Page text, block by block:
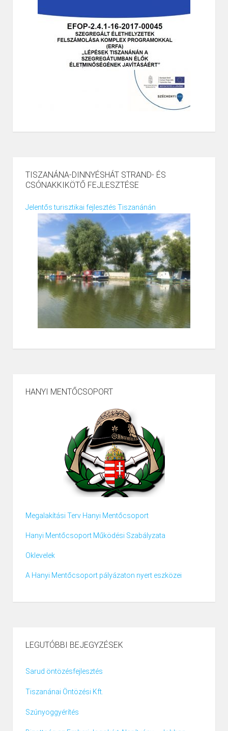
TISZANÁNA-DINNYÉSHÁT STRAND- ÉS
CSÓNAKKIKÖTŐ FEJLESZTÉSE
Jelentős turisztikai fejlesztés Tiszanánán
HANYI MENTŐCSOPORT
Megalakítási Terv Hanyi Mentőcsoport
Hanyi Mentőcsoport Működési Szabályzata
Oklevelek
A Hanyi Mentőcsoport pályázaton nyert eszközei
LEGUTÓBBI BEJEGYZÉSEK
Sarud öntözésfejlesztés
Tiszanánai Öntözési Kft.
Szúnyoggyérítés